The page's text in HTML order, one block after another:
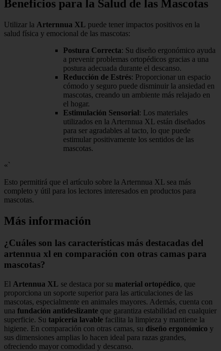
Beneficios para la Salud de las Mascotas
Utilizar la Arternnua XL puede tener impactos positivos en la
salud física y emocional de las mascotas:
Postura Correcta: Su diseño ergonómico ayuda
a prevenir problemas ortopédicos gracias a una
postura adecuada durante el descanso.
Reducción de Estrés: Proporcionar un espacio
cómodo y seguro puede disminuir la ansiedad en
mascotas, creando un ambiente más relajado en
el hogar.
Estimulación Sensorial: Los materiales
utilizados en la Arternnua XL están diseñados
para ser agradables al tacto, lo que puede
estimular positivamente los sentidos de las
mascotas.
«`
Esto permitirá que el artículo sobre la Arternnua XL sea más
completo y útil para los lectores interesados en productos para
mascotas.
Más información
¿Cuáles son las características más destacadas del
artennua xl en comparación con otras camas para
mascotas?
El Artennua XL se destaca por su material ortopédico, que
proporciona un soporte superior para las articulaciones de las
mascotas, especialmente en animales mayores. Además, cuenta con
una fundación antideslizante que garantiza estabilidad en cualquier
superficie. Su tapicería lavable facilita la limpieza y mantiene la
higiene. En comparación con otras camas, su diseño ergonómico y
sus dimensiones amplias lo hacen ideal para razas grandes,
ofreciendo mayor comodidad y descanso.